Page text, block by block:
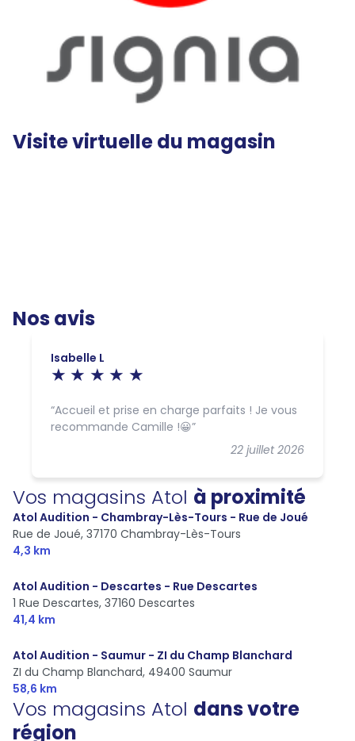
Visite virtuelle du magasin
Nos avis
Isabelle L
22 juillet 2026
Accueil et prise en charge parfaits ! Je vous
recommande Camille !😀
Vos magasins Atol à proximité
Atol Audition - Chambray-Lès-Tours - Rue de Joué
Rue de Joué, 37170 Chambray-Lès-Tours
4,3 km
Atol Audition - Descartes - Rue Descartes
1 Rue Descartes, 37160 Descartes
41,4 km
Atol Audition - Saumur - ZI du Champ Blanchard
ZI du Champ Blanchard, 49400 Saumur
58,6 km
Vos magasins Atol dans votre
région